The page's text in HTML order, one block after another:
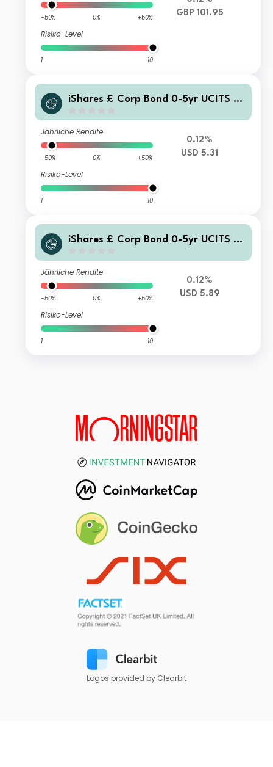
-50% 0% +50%
Risiko-Level
1 10
GBP 101.95
iShares £ Corp Bond 0-5yr UCITS E
Jährliche Rendite
-50% 0% +50%
Risiko-Level
1 10
0.12%
USD 5.31
iShares £ Corp Bond 0-5yr UCITS E
Jährliche Rendite
-50% 0% +50%
Risiko-Level
1 10
0.12%
USD 5.89
Logos provided by Clearbit